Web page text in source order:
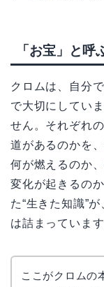
「お宝」と呼
クロムは、自分
で大切にしてい
せん。それぞれ
道があるのかを
何が燃えるのか
変化が起きるの
た“生きた知識”
は詰まっています
ここがクロムの